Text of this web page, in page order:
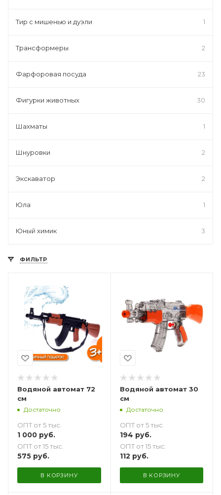
Тир с мишенью и дуэли 1
Трансформеры 2
Фарфоровая посуда 23
Фигурки животных 30
Шахматы 1
Шнуровки 2
Экскаватор 2
Юла 1
Юный химик 3
ФИЛЬТР
Водяной автомат 72
см
Достаточно
ОПТ от 5 тыс.
1 000 руб.
ОПТ от 15 тыс.
575 руб.
В КОРЗИНУ
Водяной автомат 30
см
Достаточно
ОПТ от 5 тыс.
194 руб.
ОПТ от 15 тыс.
112 руб.
В КОРЗИНУ